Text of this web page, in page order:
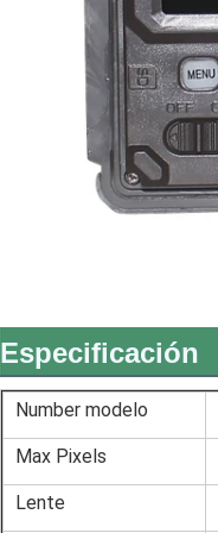
Especificación
Number modelo
Max Pixels
Lente